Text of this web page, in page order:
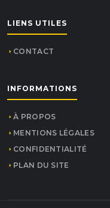
LIENS UTILES
CONTACT
INFORMATIONS
À PROPOS
MENTIONS LÉGALES
CONFIDENTIALITÉ
PLAN DU SITE